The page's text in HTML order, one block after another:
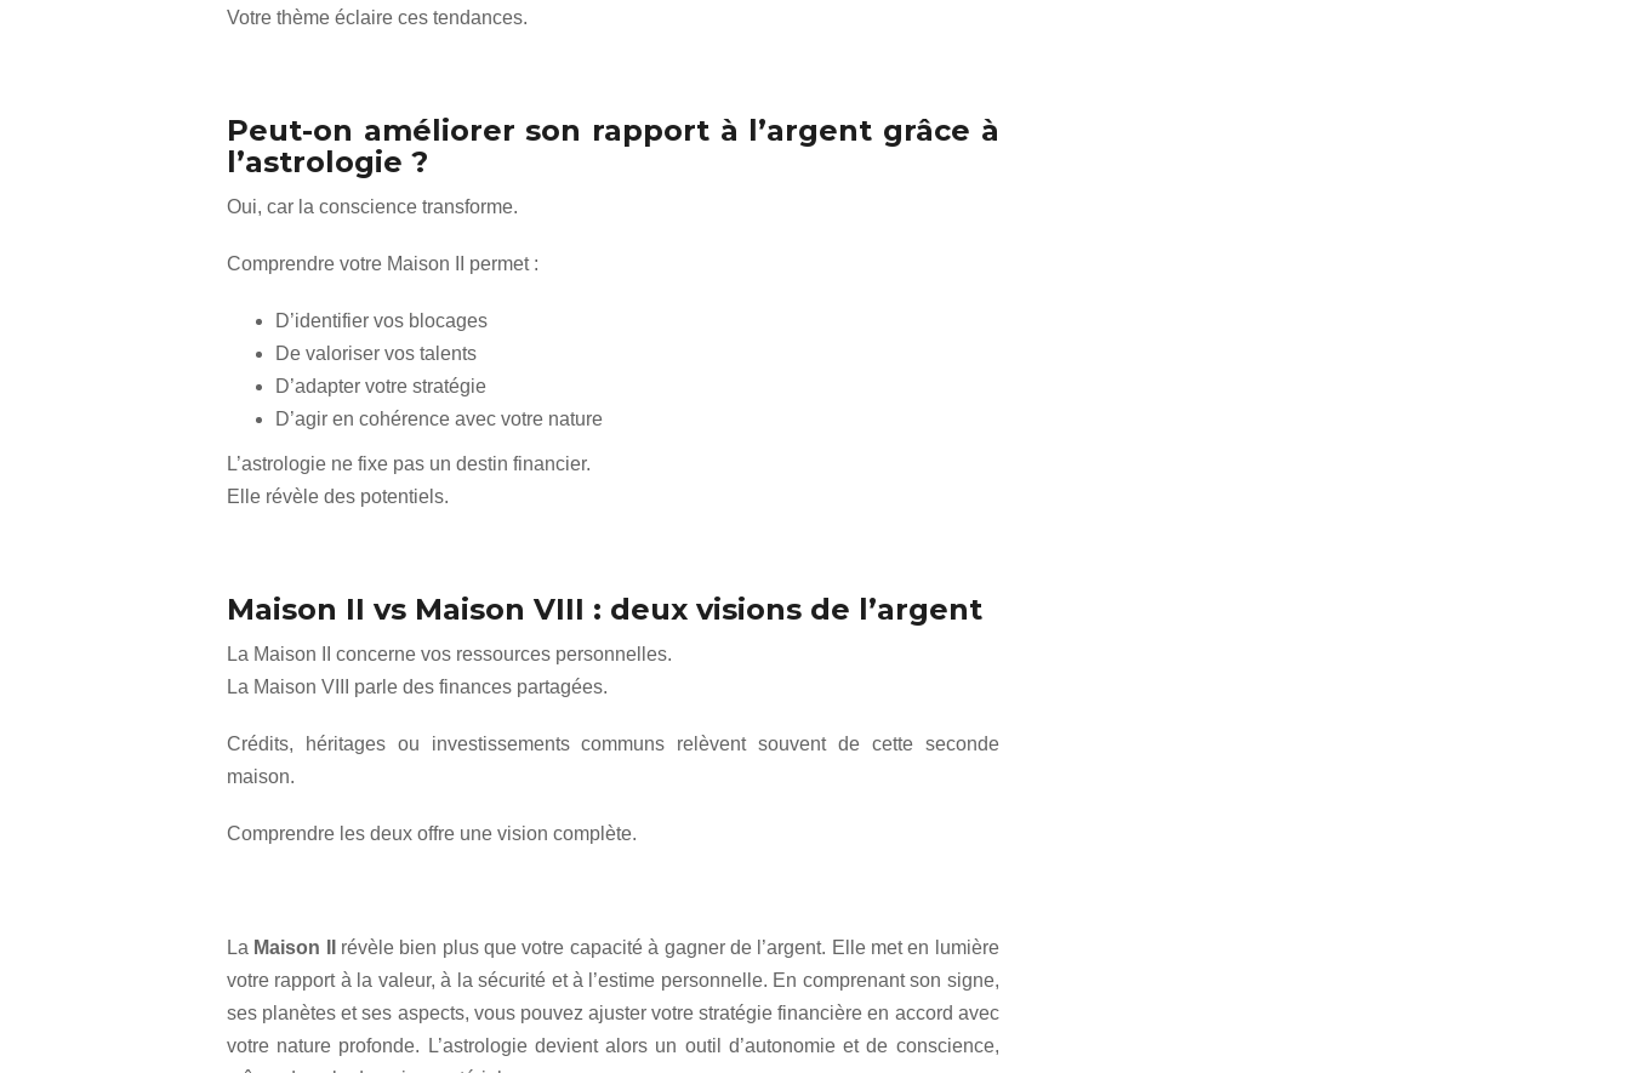
Votre thème éclaire ces tendances.
Peut-on améliorer son rapport à l’argent grâce à
l’astrologie ?
Oui, car la conscience transforme.
Comprendre votre Maison II permet :
D’identifier vos blocages
De valoriser vos talents
D’adapter votre stratégie
D’agir en cohérence avec votre nature
L’astrologie ne fixe pas un destin financier.
Elle révèle des potentiels.
Maison II vs Maison VIII : deux visions de l’argent
La Maison II concerne vos ressources personnelles.
La Maison VIII parle des finances partagées.
Crédits, héritages ou investissements communs relèvent souvent de cette seconde
maison.
Comprendre les deux offre une vision complète.
La Maison II
révèle bien plus que votre capacité à gagner de l’argent. Elle met en lumière
votre rapport à la valeur, à la sécurité et à l’estime personnelle. En comprenant son signe,
ses planètes et ses aspects, vous pouvez ajuster votre stratégie financière en accord avec
votre nature profonde. L’astrologie devient alors un outil d’autonomie et de conscience,